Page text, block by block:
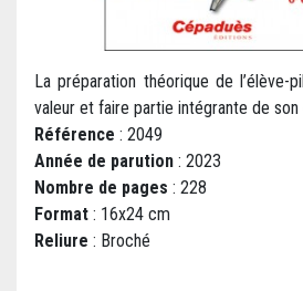
La préparation théorique de
valeur et faire partie intégrante de son
Référence : 2049
Année de parution : 2023
Nombre de pages : 228
Format : 16x24 cm
Reliure : Broché